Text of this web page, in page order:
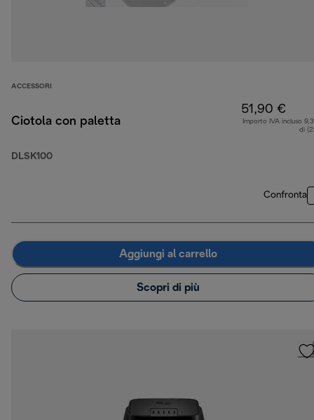
ACCESSORI
Ciotola con paletta
DLSK100
51,90 €
Importo IVA incluso
di
Confronta
Aggiungi al carrello
Scopri di più